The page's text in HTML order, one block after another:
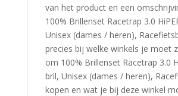
van het product en een
100% Brillenset Racetrap 3.0
Unisex (dames / heren),
precies bij welke winkels je moet
om 100% Brillenset Racetrap 3.0
bril, Unisex (dames / heren),
kopen en wat je bij deze winkel